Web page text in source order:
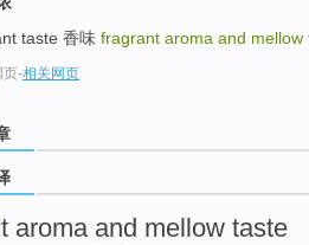
taste 香味 fragrant aroma and
页-相关网页
aroma and mellow taste